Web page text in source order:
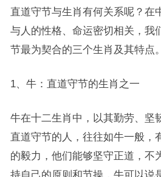
直道守节与生肖有何关系呢？在
与人的性格、命运密切相关，我
节最为契合的三个生肖及其特点。
1、牛：直道守节的生肖之一
牛在十二生肖中，以其勤劳、坚
直道守节的人，往往如牛一般，
的毅力，他们能够坚守正道，不
持自己的原则和节操，牛可以说